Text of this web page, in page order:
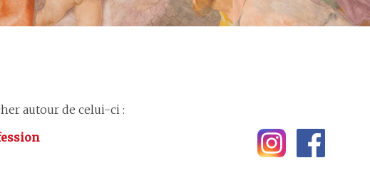
autour de celui-ci :